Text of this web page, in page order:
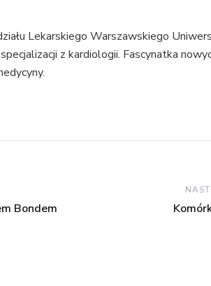
Lekarskiego Warszawskiego
z kardiologii. Fascynatka
Bondem